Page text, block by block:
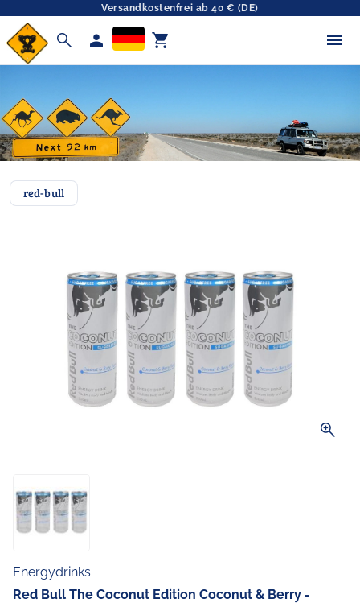
Versandkostenfrei ab 40 € (DE)
search person shopping_cart
red-bull
zoom_in
Energydrinks
Red Bull The Coconut Edition Coconut & Berry -